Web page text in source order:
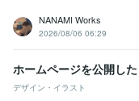
NANAMI Works
2026/08/06 06:29
ホームページを公開し
デザイン・イラスト